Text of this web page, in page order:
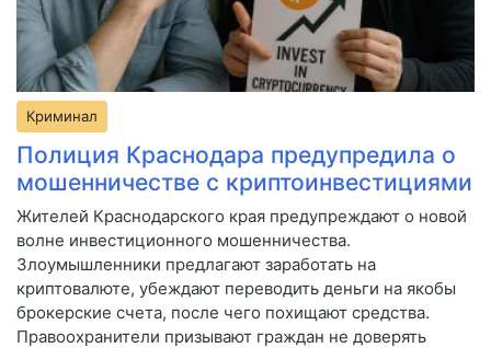
Криминал
Полиция Краснодара предупредила о
мошенничестве с криптоинвестициями
Жителей Краснодарского края предупреждают о новой
волне инвестиционного мошенничества.
Злоумышленники предлагают заработать на
криптовалюте, убеждают переводить деньги на якобы
брокерские счета, после чего похищают средства.
Правоохранители призывают граждан не доверять